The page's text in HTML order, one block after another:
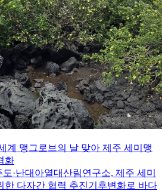
계 맹그로브의 날 맞아 제주 세미맹
화
도·난대아열대산림연구소, 제주 세미
한 다자간 협력 추진기후변화로 바다